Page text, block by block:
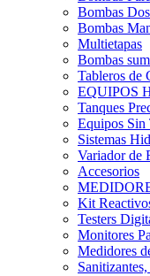
Bombas
Bombas
Multietapas
Bombas
Tableros de
EQUIPOS
Tanques
Equipos Sin
Sistemas
Variador de
Accesorios
Kit
Testers
Monitores
Medidores